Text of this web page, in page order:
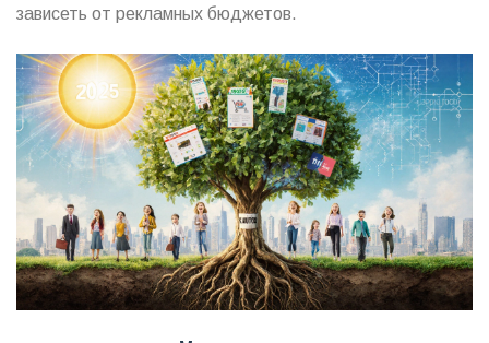
зависеть от рекламных бюджетов.